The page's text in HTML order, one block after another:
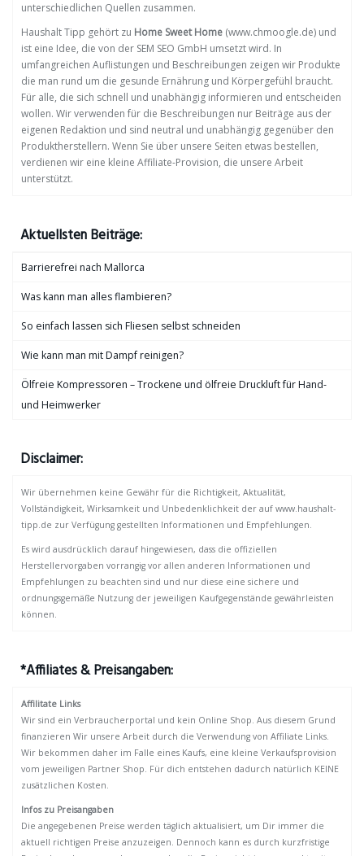
unterschiedlichen Quellen zusammen.
Haushalt Tipp gehört zu Home Sweet Home (www.chmoogle.de) und
ist eine Idee, die von der SEM SEO GmbH umsetzt wird. In
umfangreichen Auflistungen und Beschreibungen zeigen wir Produkte
die man rund um die gesunde Ernährung und Körpergefühl braucht.
Für alle, die sich schnell und unabhängig informieren und entscheiden
wollen. Wir verwenden für die Beschreibungen nur Beiträge aus der
eigenen Redaktion und sind neutral und unabhängig gegenüber den
Produktherstellern. Wenn Sie über unsere Seiten etwas bestellen,
verdienen wir eine kleine Affiliate-Provision, die unsere Arbeit
unterstützt.
Aktuellsten Beiträge:
Barrierefrei nach Mallorca
Was kann man alles flambieren?
So einfach lassen sich Fliesen selbst schneiden
Wie kann man mit Dampf reinigen?
Ölfreie Kompressoren – Trockene und ölfreie Druckluft für Hand-
und Heimwerker
Disclaimer:
Wir übernehmen keine Gewähr für die Richtigkeit, Aktualität,
Vollständigkeit, Wirksamkeit und Unbedenklichkeit der auf www.haushalt-
tipp.de zur Verfügung gestellten Informationen und Empfehlungen.
Es wird ausdrücklich darauf hingewiesen, dass die offiziellen
Herstellervorgaben vorrangig vor allen anderen Informationen und
Empfehlungen zu beachten sind und nur diese eine sichere und
ordnungsgemäße Nutzung der jeweiligen Kaufgegenstände gewährleisten
können.
*Affiliates & Preisangaben:
Affilitate Links
Wir sind ein Verbraucherportal und kein Online Shop. Aus diesem Grund
finanzieren Wir unsere Arbeit durch die Verwendung von Affiliate Links.
Wir bekommen daher im Falle eines Kaufs, eine kleine Verkaufsprovision
vom jeweiligen Partner Shop. Für dich entstehen dadurch natürlich KEINE
zusätzlichen Kosten.
Infos zu Preisangaben
Die angegebenen Preise werden täglich aktualisiert, um Dir immer die
aktuell richtigen Preise anzuzeigen. Dennoch kann es durch kurzfristige